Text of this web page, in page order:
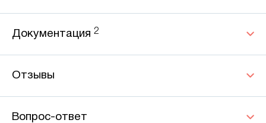
Документация 2
Отзывы
Вопрос-ответ